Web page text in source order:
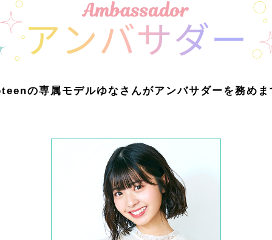
の専属モデルゆなさんがアンバサダーを務めま